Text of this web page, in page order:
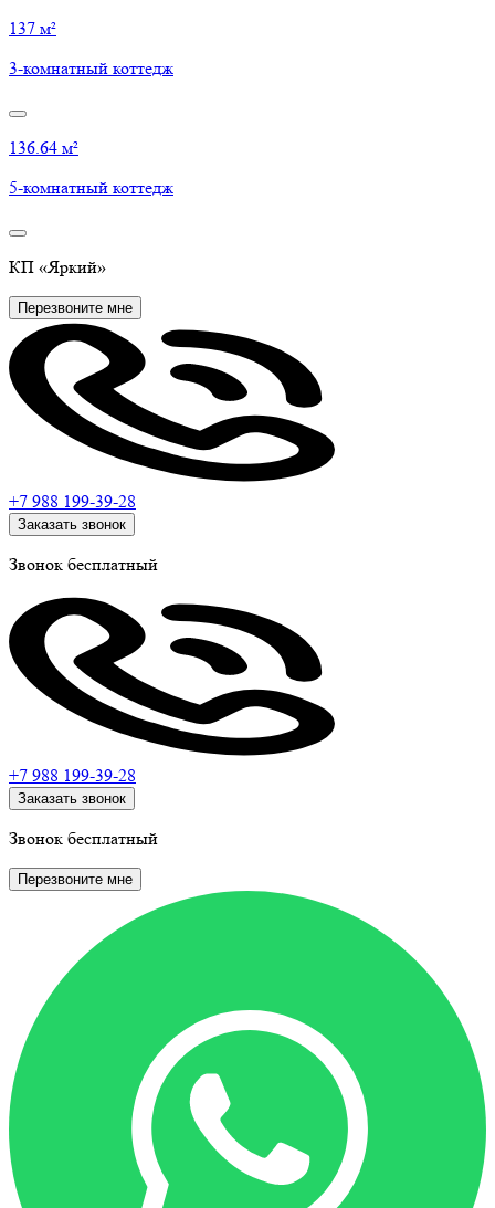
137 м²
3-комнатный коттедж
136.64 м²
5-комнатный коттедж
КП «Яркий»
Перезвоните мне
+7 988 199-39-28
Заказать звонок
Звонок бесплатный
+7 988 199-39-28
Заказать звонок
Звонок бесплатный
Перезвоните мне